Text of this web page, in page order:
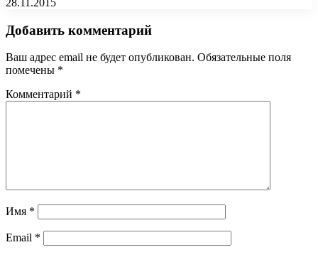
28.11.2015
Добавить комментарий
Ваш адрес email не будет опубликован. Обязательные поля
помечены *
Комментарий *
Имя *
Email *